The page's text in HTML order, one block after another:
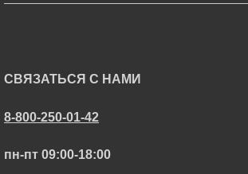
СВЯЗАТЬСЯ С НАМИ
8-800-250-01-42
пн-пт 09:00-18:00